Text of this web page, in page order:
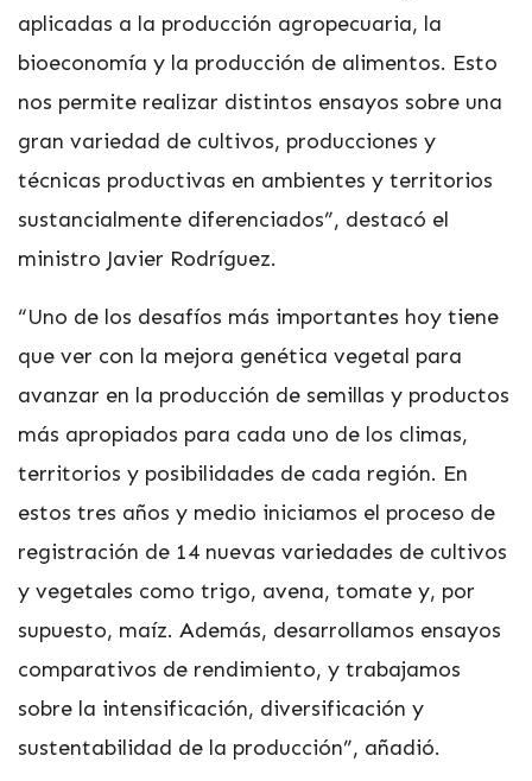
aplicadas a la producción agropecuaria, la
bioeconomía y la producción de alimentos. Esto
nos permite realizar distintos ensayos sobre una
gran variedad de cultivos, producciones y
técnicas productivas en ambientes y territorios
sustancialmente diferenciados”, destacó el
ministro Javier Rodríguez.
“Uno de los desafíos más importantes hoy tiene
que ver con la mejora genética vegetal para
avanzar en la producción de semillas y productos
más apropiados para cada uno de los climas,
territorios y posibilidades de cada región. En
estos tres años y medio iniciamos el proceso de
registración de 14 nuevas variedades de cultivos
y vegetales como trigo, avena, tomate y, por
supuesto, maíz. Además, desarrollamos ensayos
comparativos de rendimiento, y trabajamos
sobre la intensificación, diversificación y
sustentabilidad de la producción”, añadió.